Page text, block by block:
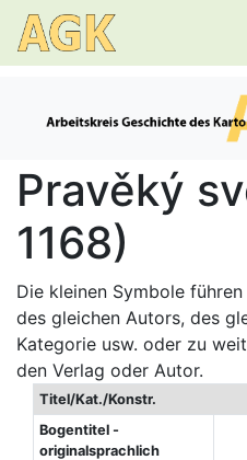
Pravěký
1168)
Die kleinen Symbole
des gleichen Autors, des
Kategorie usw. oder zu
den Verlag oder Autor.
Titel/Kat./Konstr.
Bogentitel -
originalsprachlich